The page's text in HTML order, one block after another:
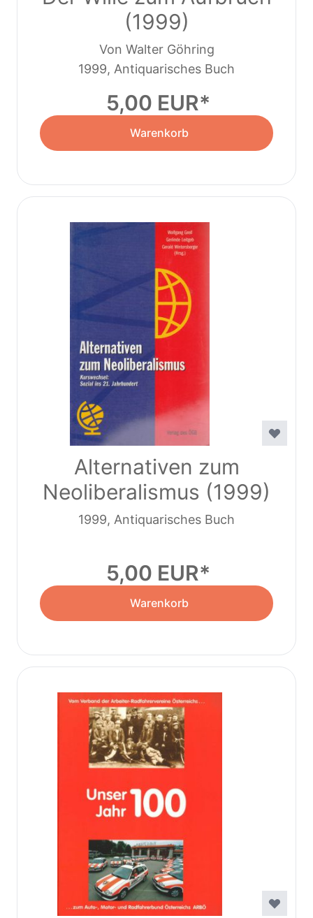
(1999)
Von Walter Göhring
1999, Antiquarisches Buch
5,00 EUR
Warenkorb
Alternativen zum
Neoliberalismus (1999)
1999, Antiquarisches Buch
5,00 EUR
Warenkorb